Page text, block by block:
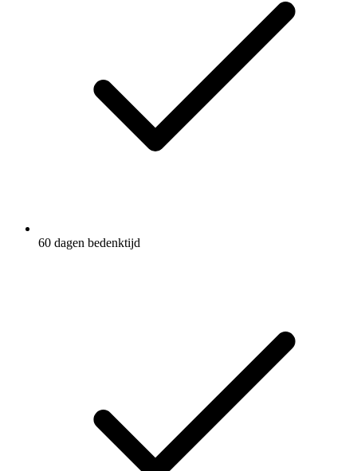
60 dagen bedenktijd